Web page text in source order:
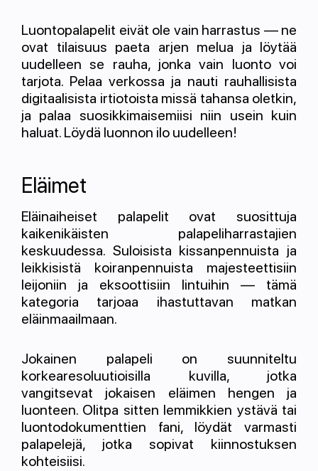
Luontopalapelit eivät ole vain harrastus — ne
ovat tilaisuus paeta arjen melua ja löytää
uudelleen se rauha, jonka vain luonto voi
tarjota. Pelaa verkossa ja nauti rauhallisista
digitaalisista irtiotoista missä tahansa oletkin,
ja palaa suosikkimaisemiisi niin usein kuin
haluat. Löydä luonnon ilo uudelleen!
Eläimet
Eläinaiheiset palapelit ovat suosittuja
kaikenikäisten palapeliharrastajien
keskuudessa. Suloisista kissanpennuista ja
leikkisistä koiranpennuista majesteettisiin
leijoniin ja eksoottisiin lintuihin — tämä
kategoria tarjoaa ihastuttavan matkan
eläinmaailmaan.
Jokainen palapeli on suunniteltu
korkearesoluutioisilla kuvilla, jotka
vangitsevat jokaisen eläimen hengen ja
luonteen. Olitpa sitten lemmikkien ystävä tai
luontodokumenttien fani, löydät varmasti
palapelejä, jotka sopivat kiinnostuksen
kohteisiisi.